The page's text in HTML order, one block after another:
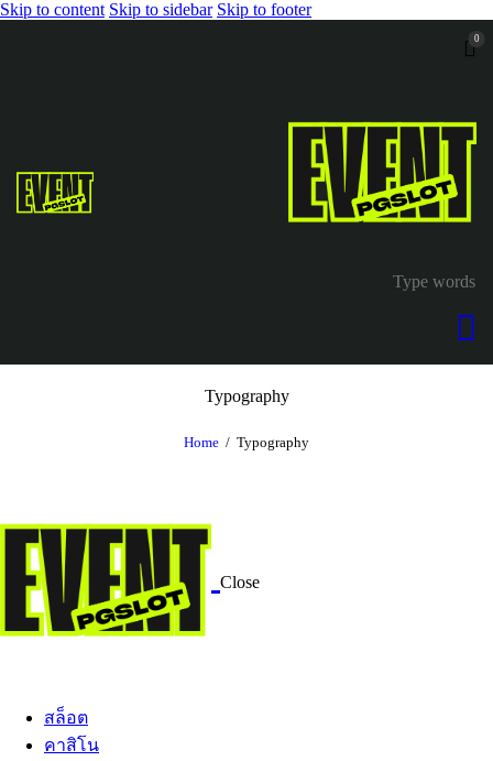
Skip to content Skip to sidebar Skip to footer
0
Typography
Home Typography
Close
สล็อต
คาสิโน